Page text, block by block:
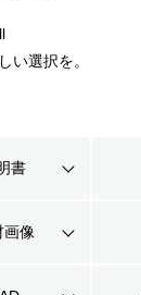
い選択を。
書
画像